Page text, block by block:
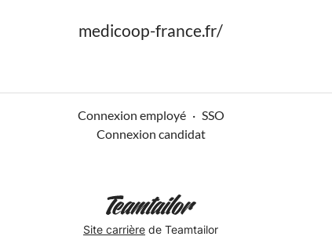
medicoop-france.fr/
Connexion employé · SSO
Connexion candidat
Site carrière de Teamtailor